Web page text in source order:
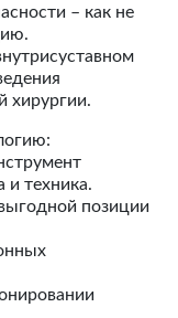
– как не
хирургии.
и техника.
позиции